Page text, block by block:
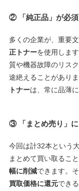
② 「純正品」が必
多くの企業が、重要
正トナーを使用しま
質や機器故障のリス
途絶えることがあり
トナーは、常に品薄
③ 「まとめ売り」
今回は計32本という
まとめて買い取るこ
幅に削減できます。
買取価格に還元でき